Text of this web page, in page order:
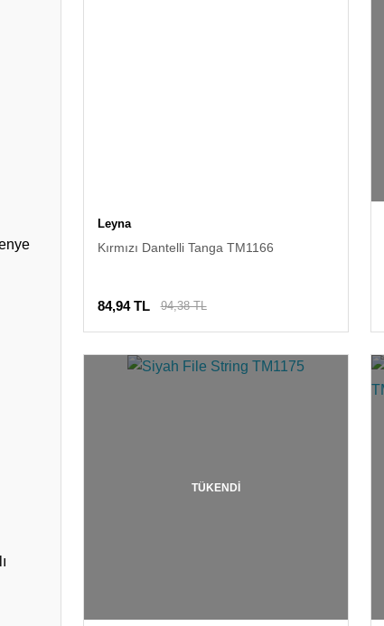
Leyna
Kırmızı Dantelli Tanga TM1166
84,94 TL 94,38 TL
TÜKENDİ